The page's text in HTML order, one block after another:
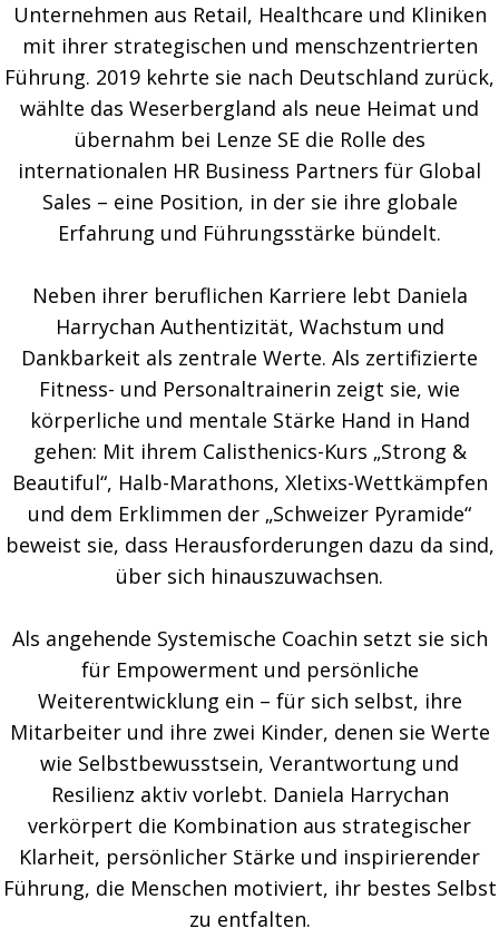
Unternehmen aus Retail, Healthcare und Kliniken
mit ihrer strategischen und menschzentrierten
Führung. 2019 kehrte sie nach Deutschland zurück,
wählte das Weserbergland als neue Heimat und
übernahm bei Lenze SE die Rolle des
internationalen HR Business Partners für Global
Sales – eine Position, in der sie ihre globale
Erfahrung und Führungsstärke bündelt.
Neben ihrer beruflichen Karriere lebt Daniela
Harrychan Authentizität, Wachstum und
Dankbarkeit als zentrale Werte. Als zertifizierte
Fitness- und Personaltrainerin zeigt sie, wie
körperliche und mentale Stärke Hand in Hand
gehen: Mit ihrem Calisthenics-Kurs „Strong &
Beautiful“, Halb-Marathons, Xletixs-Wettkämpfen
und dem Erklimmen der „Schweizer Pyramide“
beweist sie, dass Herausforderungen dazu da sind,
über sich hinauszuwachsen.
Als angehende Systemische Coachin setzt sie sich
für Empowerment und persönliche
Weiterentwicklung ein – für sich selbst, ihre
Mitarbeiter und ihre zwei Kinder, denen sie Werte
wie Selbstbewusstsein, Verantwortung und
Resilienz aktiv vorlebt. Daniela Harrychan
verkörpert die Kombination aus strategischer
Klarheit, persönlicher Stärke und inspirierender
Führung, die Menschen motiviert, ihr bestes Selbst
zu entfalten.